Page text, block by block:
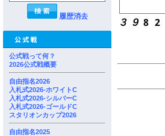
履歴消去
公式戦って何？
2026公式戦概要
自由指名2026
入札式2026-ホワイトC
入札式2026-シルバーC
入札式2026-ゴールドC
スタリオンカップ2026
自由指名2025